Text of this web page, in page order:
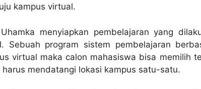
kampus virtual.
menyiapkan pembelajaran yang
program sistem pembelajaran
virtual maka calon mahasiswa bisa memilih
harus mendatangi lokasi kampus satu-satu.